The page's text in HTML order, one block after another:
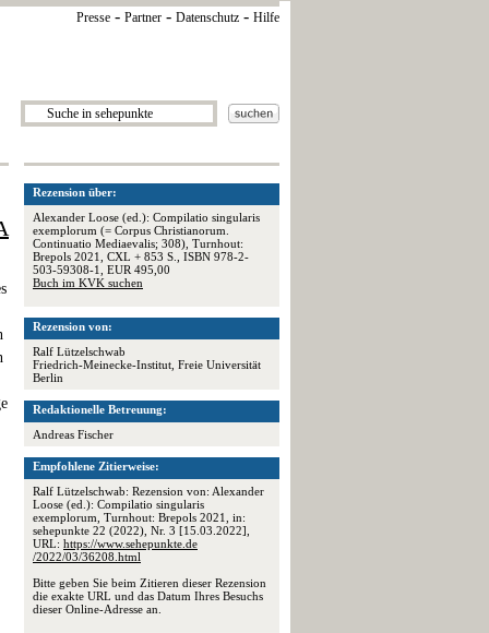
Presse - Partner - Datenschutz - Hilfe
Rezension über:
Alexander Loose (ed.): Compilatio singularis
exemplorum (= Corpus Christianorum.
Continuatio Mediaevalis; 308), Turnhout:
Brepols 2021, CXL + 853 S., ISBN 978-2-
503-59308-1, EUR 495,00
Buch im KVK suchen
Rezension von:
Ralf Lützelschwab
Friedrich-Meinecke-Institut, Freie Universität
Berlin
Redaktionelle Betreuung:
Andreas Fischer
Empfohlene Zitierweise:
Ralf Lützelschwab: Rezension von: Alexander
Loose (ed.): Compilatio singularis
exemplorum, Turnhout: Brepols 2021, in:
sehepunkte 22 (2022), Nr. 3 [15.03.2022],
URL: https://www.sehepunkte.de
/2022/03/36208.html
Bitte geben Sie beim Zitieren dieser Rezension
die exakte URL und das Datum Ihres Besuchs
dieser Online-Adresse an.